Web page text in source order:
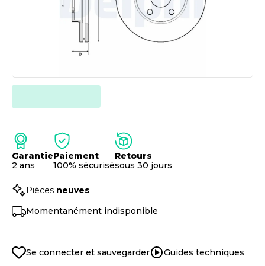
Garantie
2 ans
Paiement
100% sécurisé
Retours
sous 30 jours
Pièces neuves
Momentanément indisponible
Se connecter et sauvegarder Guides techniques